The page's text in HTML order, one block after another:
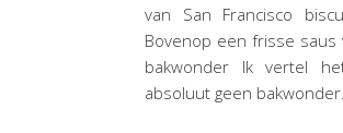
van San Francisco
Bovenop een frisse saus
bakwonder Ik vertel
absoluut geen